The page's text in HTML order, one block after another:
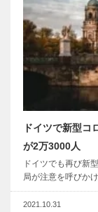
ドイツで新型コ
が2万3000人
ドイツでも再び新
局が注意を呼びか
2021.10.31